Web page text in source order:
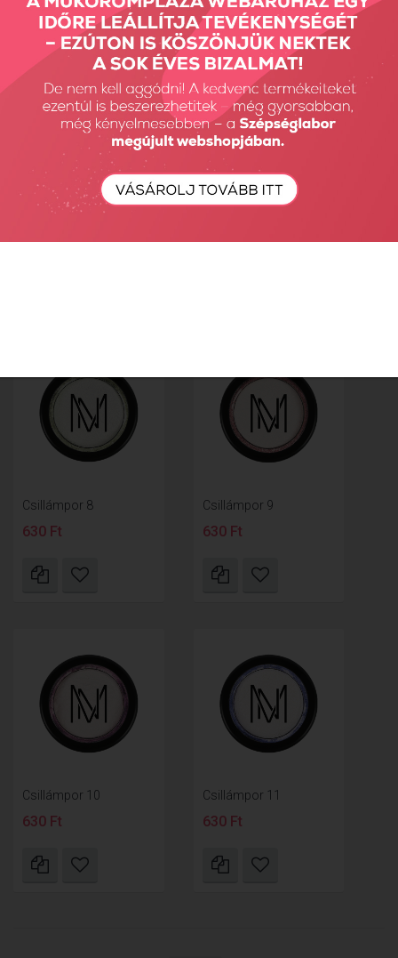
Transferfoil Set -
Favourite
2350 Ft 630 Ft
Csillámpor 8
630 Ft
Csillámpor 9
630 Ft
Csillámpor 10
630 Ft
Csillámpor 11
630 Ft